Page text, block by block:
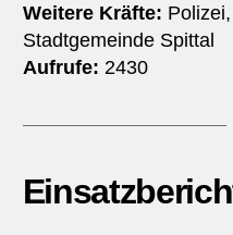
Weitere Kräfte:
Stadtgemeinde Spittal
Aufrufe: 2430